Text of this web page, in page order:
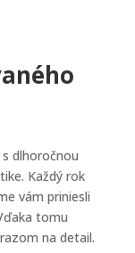
dlhoročnou
Každý rok
vám priniesli
tomu
na detail.